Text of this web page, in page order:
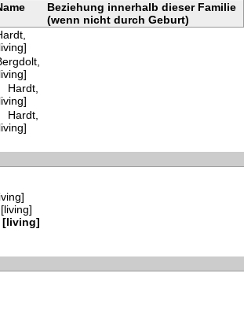
Beziehung innerhalb dieser Familie
(wenn nicht durch Geburt)
Hardt,
Hardt,
[living]